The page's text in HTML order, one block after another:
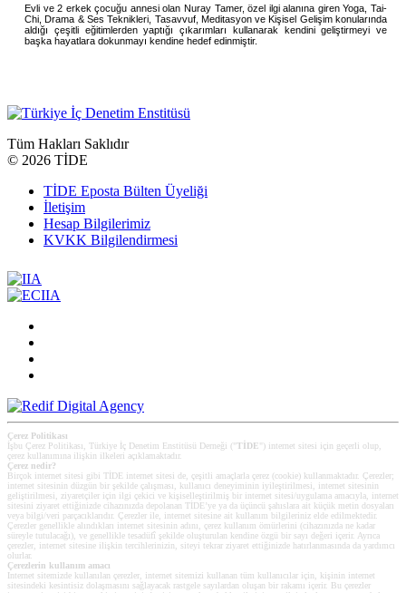
Evli ve 2 erkek çocuğu annesi olan Nuray Tamer, özel ilgi alanına giren Yoga, Tai-
Chi, Drama & Ses Teknikleri, Tasavvuf, Meditasyon ve Kişisel Gelişim konularında
aldığı çeşitli eğitimlerden yaptığı çıkarımları kullanarak kendini geliştirmeyi ve
başka hayatlara dokunmayı kendine hedef edinmiştir.
Tüm Hakları Saklıdır
© 2026 TİDE
TİDE Eposta Bülten Üyeliği
İletişim
Hesap Bilgilerimiz
KVKK Bilgilendirmesi
Çerez Politikası
İşbu Çerez Politikası, Türkiye İç Denetim Enstitüsü Derneği (" TİDE ") internet sitesi için geçerli olup,
çerez kullanımına ilişkin ilkeleri açıklamaktadır.
Çerez nedir?
Birçok internet sitesi gibi TİDE internet sitesi de, çeşitli amaçlarla çerez (cookie) kullanmaktadır. Çerezler;
internet sitesinin düzgün bir şekilde çalışması, kullanıcı deneyiminin iyileştirilmesi, internet sitesinin
geliştirilmesi, ziyaretçiler için ilgi çekici ve kişiselleştirilmiş bir internet sitesi/uygulama amacıyla, internet
sitesini ziyaret ettiğinizde cihazınızda depolanan TİDE’ye ya da üçüncü şahıslara ait küçük metin dosyaları
veya bilgi/veri parçacıklarıdır. Çerezler ile, internet sitesine ait kullanım bilgileriniz elde edilmektedir.
Çerezler genellikle alındıkları internet sitesinin adını, çerez kullanım ömürlerini (cihazınızda ne kadar
süreyle tutulacağı), ve genellikle tesadüfî şekilde oluşturulan kendine özgü bir sayı değeri içerir. Ayrıca
çerezler, internet sitesine ilişkin tercihlerinizin, siteyi tekrar ziyaret ettiğinizde hatırlanmasında da yardımcı
olurlar.
Çerezlerin kullanım amacı
Internet sitemizde kullanılan çerezler, internet sitemizi kullanan tüm kullanıcılar için, kişinin internet
sitesindeki kesintisiz dolaşmasını sağlayacak rastgele sayılardan oluşan bir rakamı içerir. Bu çerezler